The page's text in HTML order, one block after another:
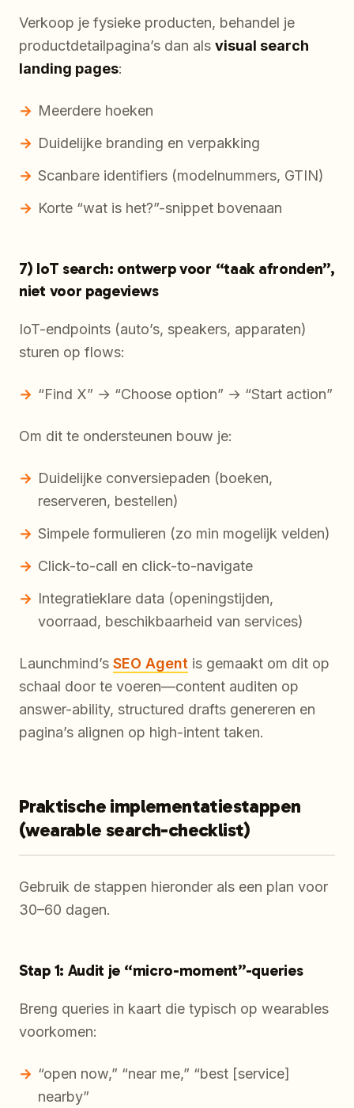
Verkoop je fysieke producten, behandel je
productdetailpagina’s dan als visual search
landing pages:
Meerdere hoeken
Duidelijke branding en verpakking
Scanbare identifiers (modelnummers, GTIN)
Korte “wat is het?”-snippet bovenaan
7) IoT search: ontwerp voor “taak afronden”,
niet voor pageviews
IoT-endpoints (auto’s, speakers, apparaten)
sturen op flows:
“Find X” → “Choose option” → “Start action”
Om dit te ondersteunen bouw je:
Duidelijke conversiepaden (boeken,
reserveren, bestellen)
Simpele formulieren (zo min mogelijk velden)
Click-to-call en click-to-navigate
Integratieklare data (openingstijden,
voorraad, beschikbaarheid van services)
Launchmind’s SEO Agent is gemaakt om dit op
schaal door te voeren—content auditen op
answer-ability, structured drafts genereren en
pagina’s alignen op high-intent taken.
Praktische implementatiestappen
(wearable search-checklist)
Gebruik de stappen hieronder als een plan voor
30–60 dagen.
Stap 1: Audit je “micro-moment”-queries
Breng queries in kaart die typisch op wearables
voorkomen:
“open now,” “near me,” “best [service]
nearby”